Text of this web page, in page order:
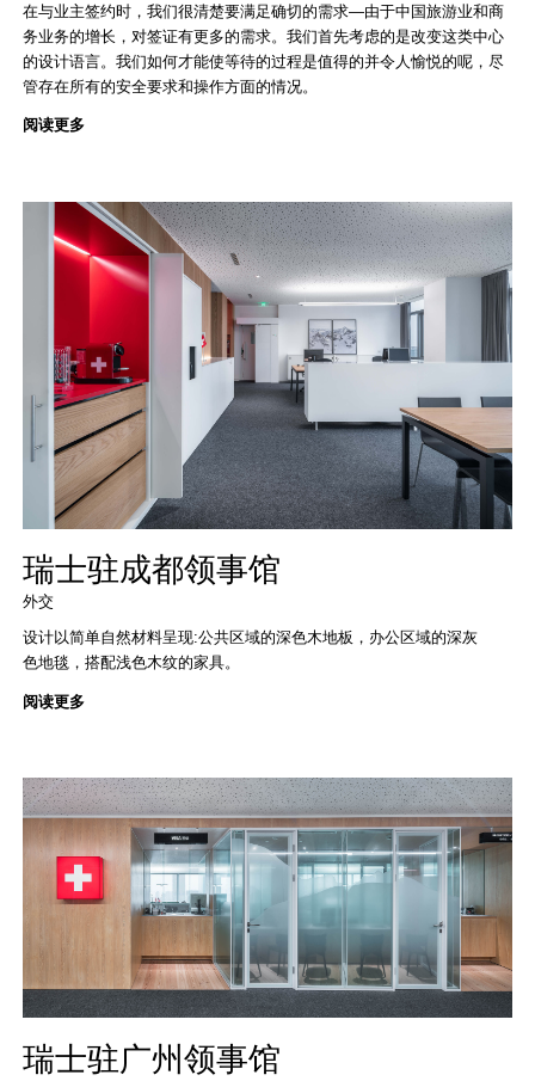
在与业主签约时，我们很清楚要满足确切的需求—由于中国旅游业和商
务业务的增长，对签证有更多的需求。我们首先考虑的是改变这类中心
的设计语言。我们如何才能使等待的过程是值得的并令人愉悦的呢，尽
管存在所有的安全要求和操作方面的情况。
阅读更多
瑞士驻成都领事馆
外交
设计以简单自然材料呈现:公共区域的深色木地板，办公区域的深灰
色地毯，搭配浅色木纹的家具。
阅读更多
瑞士驻广州领事馆